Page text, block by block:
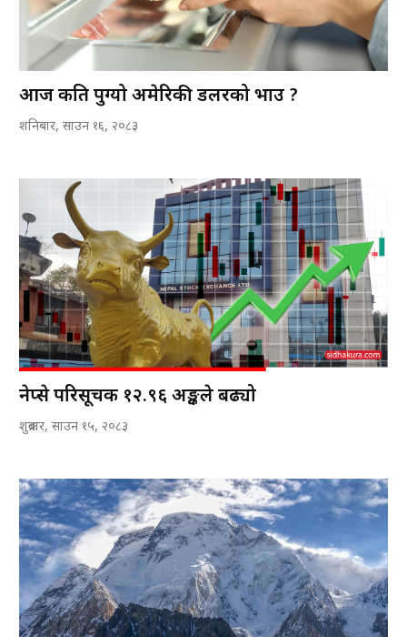
आज कति पुग्यो अमेरिकी डलरको भाउ ?
शनिबार, साउन १६, २०८३
नेप्से परिसूचक १२.९६ अङ्कले बढ्यो
शुक्रबार, साउन १५, २०८३